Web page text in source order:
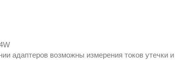
адаптеров возможны измерения токов утечки и